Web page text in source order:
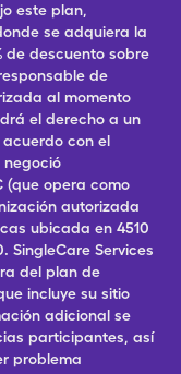
este plan,
se adquiera la
de descuento sobre
de
al momento
el derecho a un
con el
negoció
(que opera como
autorizada
ubicada en 4510
SingleCare Services
del plan de
incluye su sitio
adicional se
participantes, así
problema